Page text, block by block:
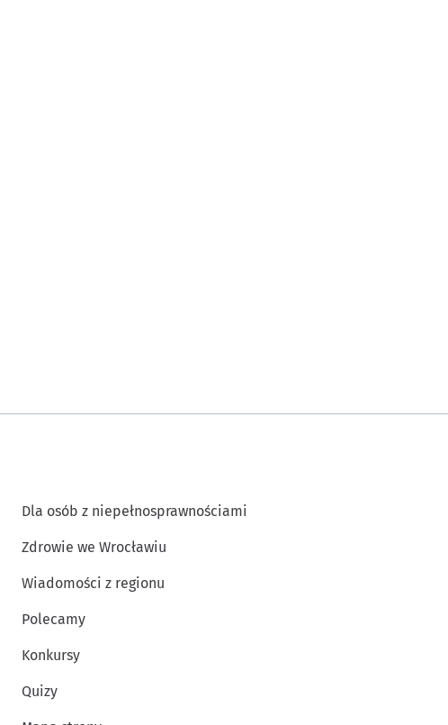
Dla osób z niepełnosprawnościami
Zdrowie we Wrocławiu
Wiadomości z regionu
Polecamy
Konkursy
Quizy